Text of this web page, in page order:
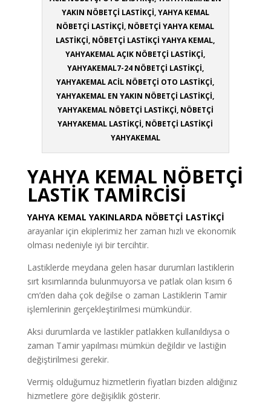
YAKIN NÖBETÇİ LASTİKÇİ, YAHYA KEMAL
NÖBETÇİ LASTİKÇİ, NÖBETÇİ YAHYA KEMAL
LASTİKÇİ, NÖBETÇİ LASTİKÇİ YAHYA KEMAL,
YAHYAKEMAL AÇIK NÖBETÇİ LASTİKÇİ,
YAHYAKEMAL7-24 NÖBETÇİ LASTİKÇİ,
YAHYAKEMAL ACİL NÖBETÇİ OTO LASTİKÇİ,
YAHYAKEMAL EN YAKIN NÖBETÇİ LASTİKÇİ,
YAHYAKEMAL NÖBETÇİ LASTİKÇİ, NÖBETÇİ
YAHYAKEMAL LASTİKÇİ, NÖBETÇİ LASTİKÇİ
YAHYAKEMAL
YAHYA KEMAL NÖBETÇİ
LASTİK TAMİRCİSİ
YAHYA KEMAL YAKINLARDA NÖBETÇİ LASTİKÇİ
arayanlar için ekiplerimiz her zaman hızlı ve ekonomik
olması nedeniyle iyi bir tercihtir.
Lastiklerde meydana gelen hasar durumları lastiklerin
sırt kısımlarında bulunmuyorsa ve patlak olan kısım 6
cm’den daha çok değilse o zaman Lastiklerin Tamir
işlemlerinin gerçekleştirilmesi mümkündür.
Aksi durumlarda ve lastikler patlakken kullanıldıysa o
zaman Tamir yapılması mümkün değildir ve lastiğin
değiştirilmesi gerekir.
Vermiş olduğumuz hizmetlerin fiyatları bizden aldığınız
hizmetlere göre değişiklik gösterir.